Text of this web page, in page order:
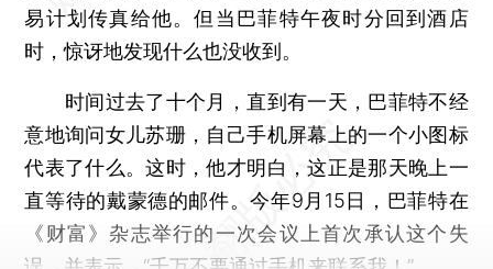
易计划传真给他。但当巴菲特午夜时分回到酒店
时，惊讶地发现什么也没收到。
时间过去了十个月，直到有一天，巴菲特不经
意地询问女儿苏珊，自己手机屏幕上的一个小图标
代表了什么。这时，他才明白，这正是那天晚上一
直等待的戴蒙德的邮件。今年9月15日，巴菲特在
《财富》杂志举行的一次会议上首次承认这个失